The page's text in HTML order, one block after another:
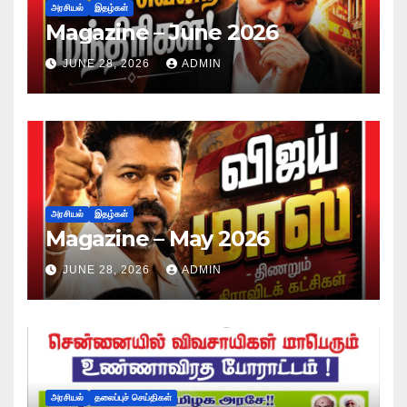
அரசியல் இதழ்கள்
Magazine – June 2026
JUNE 28, 2026 ADMIN
அரசியல் இதழ்கள்
Magazine – May 2026
JUNE 28, 2026 ADMIN
அரசியல் தலைப்புச் செய்திகள்